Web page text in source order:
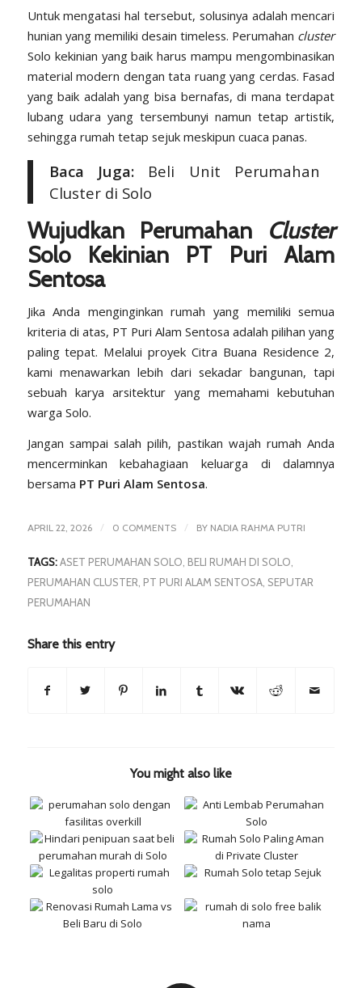
Untuk mengatasi hal tersebut, solusinya adalah mencari
hunian yang memiliki desaintimeless. Perumahan cluster
Solo kekinian yang baik harus mampu mengombinasikan
material modern dengan tata ruang yang cerdas. Fasad
yang baik adalah yang bisa bernafas, di mana terdapat
lubang udara yang tersembunyi namun tetap artistik,
sehingga rumah tetap sejuk meskipun cuaca panas.
Baca Juga: Beli Unit Perumahan
Cluster di Solo
Wujudkan Perumahan Cluster
Solo Kekinian PT Puri Alam
Sentosa
Jika Anda menginginkan rumah yang memiliki semua
kriteria di atas, PT Puri Alam Sentosa adalah pilihan yang
paling tepat. Melalui proyek Citra Buana Residence 2,
kami menawarkan lebih dari sekadar bangunan, tapi
sebuah karya arsitektur yang memahami kebutuhan
warga Solo.
Jangan sampai salah pilih, pastikan wajah rumah Anda
mencerminkan kebahagiaan keluarga di dalamnya
bersama PT Puri Alam Sentosa.
APRIL 22, 2026 / 0 COMMENTS / BY NADIA RAHMA PUTRI
TAGS: ASET PERUMAHAN SOLO, BELI RUMAH DI SOLO,
PERUMAHAN CLUSTER, PT PURI ALAM SENTOSA, SEPUTAR
PERUMAHAN
Share this entry
You might also like